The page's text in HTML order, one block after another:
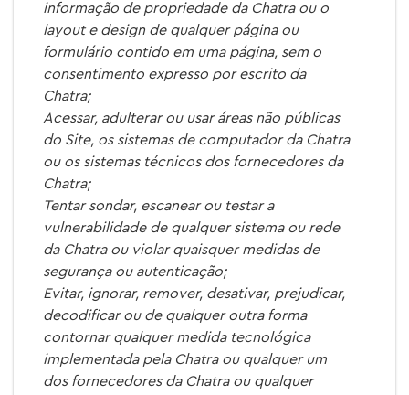
informação de propriedade da Chatra ou o
layout e design de qualquer página ou
formulário contido em uma página, sem o
consentimento expresso por escrito da
Chatra;
Acessar, adulterar ou usar áreas não públicas
do Site, os sistemas de computador da Chatra
ou os sistemas técnicos dos fornecedores da
Chatra;
Tentar sondar, escanear ou testar a
vulnerabilidade de qualquer sistema ou rede
da Chatra ou violar quaisquer medidas de
segurança ou autenticação;
Evitar, ignorar, remover, desativar, prejudicar,
decodificar ou de qualquer outra forma
contornar qualquer medida tecnológica
implementada pela Chatra ou qualquer um
dos fornecedores da Chatra ou qualquer